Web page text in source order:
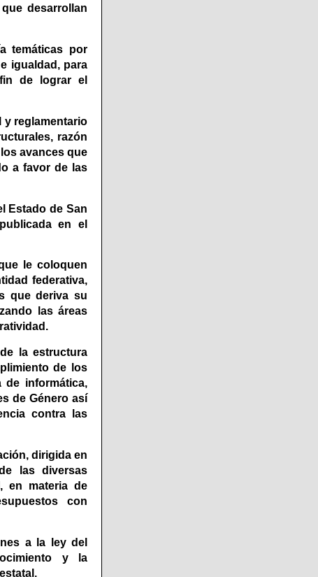
desarrollan
temáticas por
igualdad, para
de lograr el
y reglamentario
razón
avances que
a favor de las
Estado de San
en el
le coloquen
federativa,
que deriva su
las áreas
la estructura
de los
de informática,
de Género así
contra las
dirigida en
las diversas
en materia de
con
a la ley del
y la